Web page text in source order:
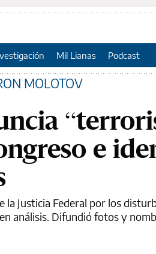
Mil Lianas Podcast
MOLOTOV
e
Justicia Federal por los
análisis. Difundió fotos y